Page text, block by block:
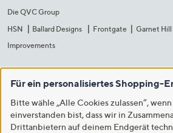
Die QVC Group
HSN
Ballard Designs Frontgate Garnet Hill
Improvements
Für ein personalisiertes Shopping-
Bitte wähle „Alle Cookies zulassen“,
einverstanden bist, dass wir in
Drittanbietern auf deinem Endgerät